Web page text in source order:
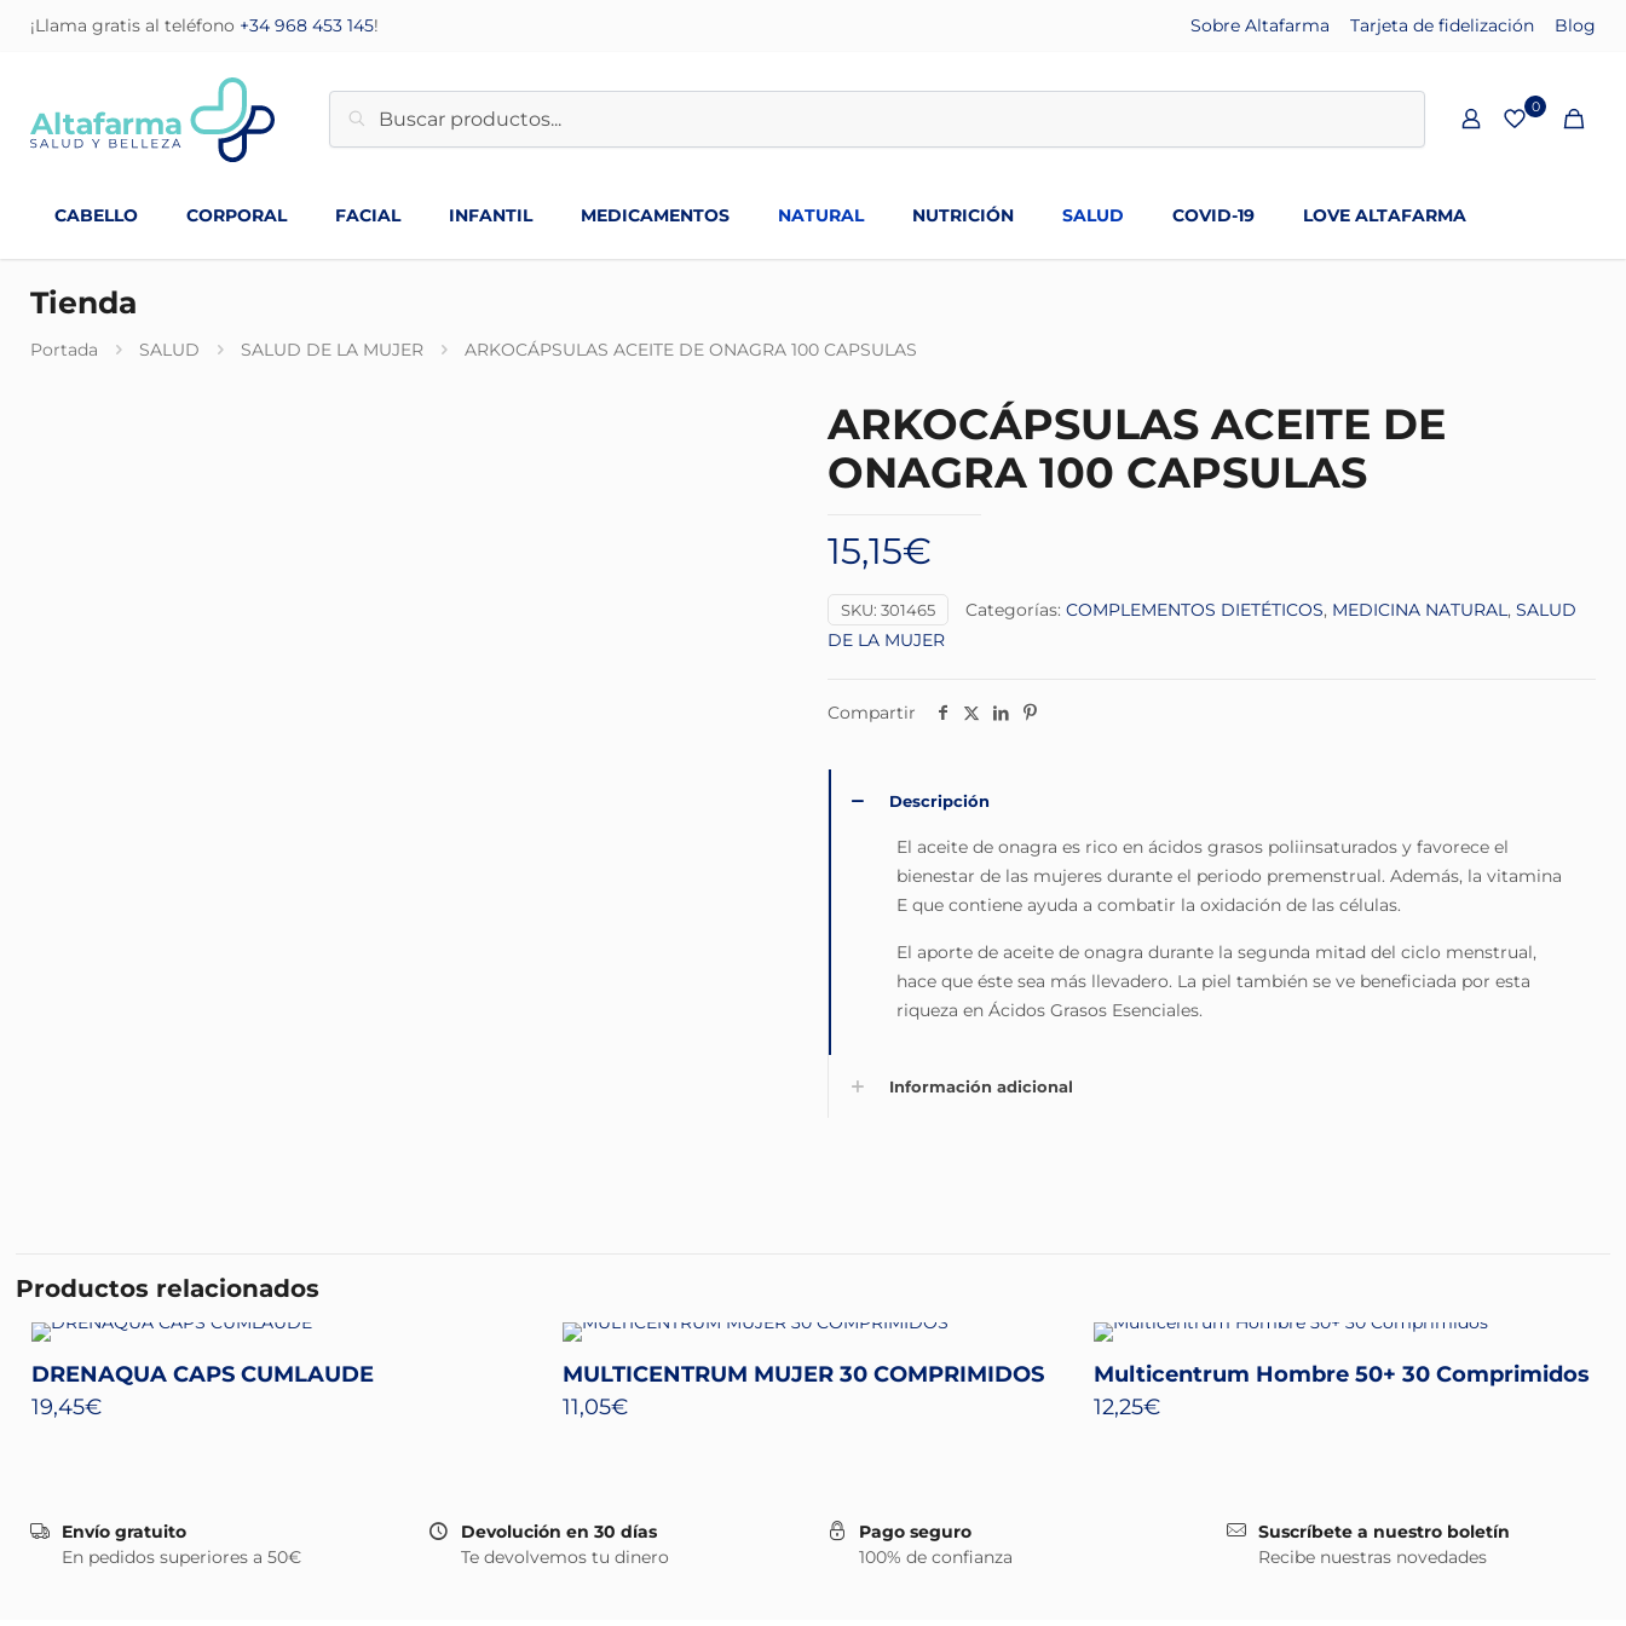
¡Llama gratis al teléfono +34 968 453 145! Sobre Altafarma Tarjeta de fidelización Blog
0
CABELLO CORPORAL FACIAL INFANTIL MEDICAMENTOS NATURAL NUTRICIÓN SALUD COVID-19 LOVE ALTAFARMA
Tienda
Portada SALUD SALUD DE LA MUJER ARKOCÁPSULAS ACEITE DE ONAGRA 100 CAPSULAS
ARKOCÁPSULAS ACEITE DE
ONAGRA 100 CAPSULAS
15,15€
SKU: 301465 Categorías: COMPLEMENTOS DIETÉTICOS, MEDICINA NATURAL, SALUD
DE LA MUJER
Compartir
Descripción
El aceite de onagra es rico en ácidos grasos poliinsaturados y favorece el
bienestar de las mujeres durante el periodo premenstrual. Además, la vitamina
E que contiene ayuda a combatir la oxidación de las células.
El aporte de aceite de onagra durante la segunda mitad del ciclo menstrual,
hace que éste sea más llevadero. La piel también se ve beneficiada por esta
riqueza en Ácidos Grasos Esenciales.
Información adicional
Productos relacionados
DRENAQUA CAPS CUMLAUDE
19,45€
MULTICENTRUM MUJER 30 COMPRIMIDOS
11,05€
Multicentrum Hombre 50+ 30 Comprimidos
12,25€
Envío gratuito
En pedidos superiores a 50€
Devolución en 30 días
Te devolvemos tu dinero
Pago seguro
100% de confianza
Suscríbete a nuestro boletín
Recibe nuestras novedades